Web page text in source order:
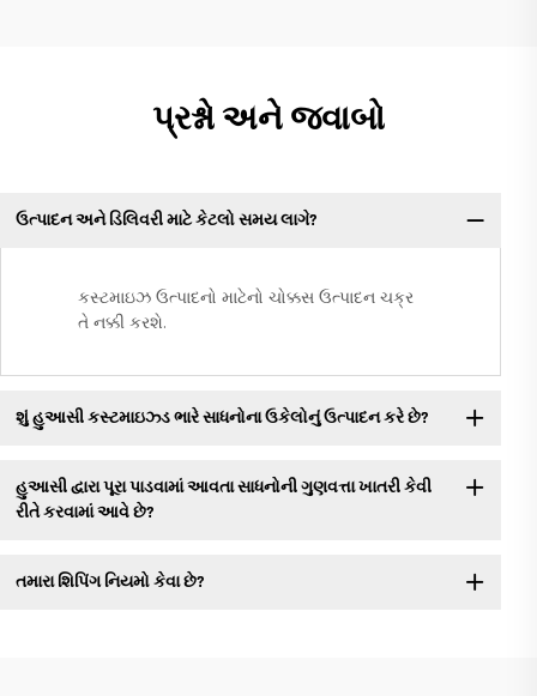
પ્રશ્નો અને જવાબો
ઉત્પાદન અને ડિલિવરી માટે કેટલો સમય લાગે?
કસ્ટમાઇઝ ઉત્પાદનો માટેનો ચોક્કસ ઉત્પાદન ચક્ર
તે નક્કી કરશે.
શું હુઆસી કસ્ટમાઇઝ્ડ ભારે સાધનોના ઉકેલોનું ઉત્પાદન કરે છે?
હુઆસી દ્વારા પૂરા પાડવામાં આવતા સાધનોની ગુણવત્તા ખાતરી કેવી
રીતે કરવામાં આવે છે?
તમારા શિપિંગ નિયમો કેવા છે?